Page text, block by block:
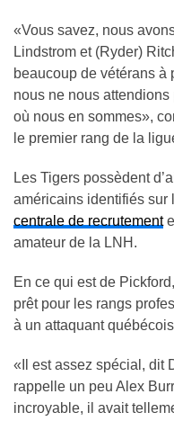
«Vous savez, nous
Lindstrom et (Ryder)
beaucoup de vétérans à
nous ne nous
où nous en sommes»,
le premier rang de la
Les Tigers possèdent
américains identifiés sur
centrale de recrutement
amateur de la LNH.
En ce qui est de
prêt pour les rangs
à un attaquant
«Il est assez spécial, dit
rappelle un peu Alex
incroyable, il avait